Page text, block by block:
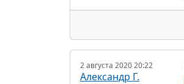
2 августа 2020 20:22
Александр Г.